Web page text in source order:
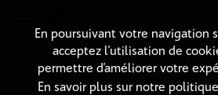
En poursuivant votre navigation
acceptez l’utilisation de
permettre d’améliorer votre
En savoir plus sur notre